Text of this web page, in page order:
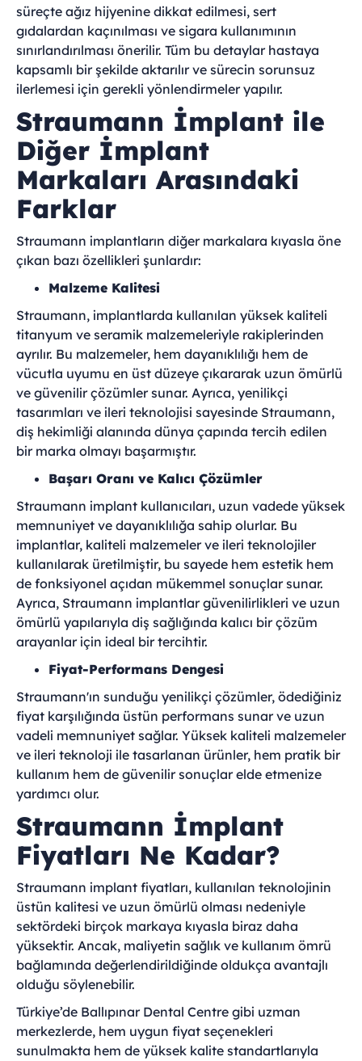
süreçte ağız hijyenine dikkat edilmesi, sert
gıdalardan kaçınılması ve sigara kullanımının
sınırlandırılması önerilir. Tüm bu detaylar hastaya
kapsamlı bir şekilde aktarılır ve sürecin sorunsuz
ilerlemesi için gerekli yönlendirmeler yapılır.
Straumann İmplant ile
Diğer İmplant
Markaları Arasındaki
Farklar
Straumann implantların diğer markalara kıyasla öne
çıkan bazı özellikleri şunlardır:
Malzeme Kalitesi
Straumann, implantlarda kullanılan yüksek kaliteli
titanyum ve seramik malzemeleriyle rakiplerinden
ayrılır. Bu malzemeler, hem dayanıklılığı hem de
vücutla uyumu en üst düzeye çıkararak uzun ömürlü
ve güvenilir çözümler sunar. Ayrıca, yenilikçi
tasarımları ve ileri teknolojisi sayesinde Straumann,
diş hekimliği alanında dünya çapında tercih edilen
bir marka olmayı başarmıştır.
Başarı Oranı ve Kalıcı Çözümler
Straumann implant kullanıcıları, uzun vadede yüksek
memnuniyet ve dayanıklılığa sahip olurlar. Bu
implantlar, kaliteli malzemeler ve ileri teknolojiler
kullanılarak üretilmiştir, bu sayede hem estetik hem
de fonksiyonel açıdan mükemmel sonuçlar sunar.
Ayrıca, Straumann implantlar güvenilirlikleri ve uzun
ömürlü yapılarıyla diş sağlığında kalıcı bir çözüm
arayanlar için ideal bir tercihtir.
Fiyat-Performans Dengesi
Straumann'ın sunduğu yenilikçi çözümler, ödediğiniz
fiyat karşılığında üstün performans sunar ve uzun
vadeli memnuniyet sağlar. Yüksek kaliteli malzemeler
ve ileri teknoloji ile tasarlanan ürünler, hem pratik bir
kullanım hem de güvenilir sonuçlar elde etmenize
yardımcı olur.
Straumann İmplant
Fiyatları Ne Kadar?
Straumann implant fiyatları, kullanılan teknolojinin
üstün kalitesi ve uzun ömürlü olması nedeniyle
sektördeki birçok markaya kıyasla biraz daha
yüksektir. Ancak, maliyetin sağlık ve kullanım ömrü
bağlamında değerlendirildiğinde oldukça avantajlı
olduğu söylenebilir.
Türkiye’de Ballıpınar Dental Centre gibi uzman
merkezlerde, hem uygun fiyat seçenekleri
sunulmakta hem de yüksek kalite standartlarıyla